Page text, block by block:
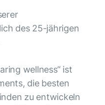
des 25-jährigen
wellness“ ist
die besten
zu entwickeln